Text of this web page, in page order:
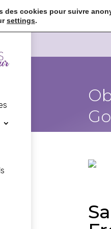
des cookies pour suivre
settings.